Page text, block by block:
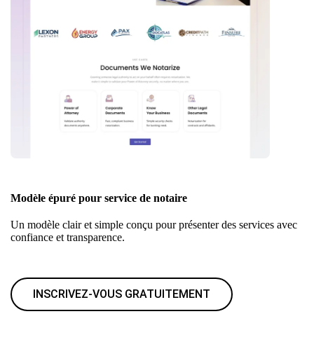
Modèle épuré pour service de notaire
Un modèle clair et simple conçu pour présenter des services avec
confiance et transparence.
INSCRIVEZ-VOUS GRATUITEMENT